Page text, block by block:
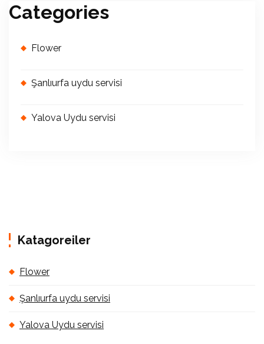
Categories
Flower
Şanlıurfa uydu servisi
Yalova Uydu servisi
Katagoreiler
Flower
Şanlıurfa uydu servisi
Yalova Uydu servisi